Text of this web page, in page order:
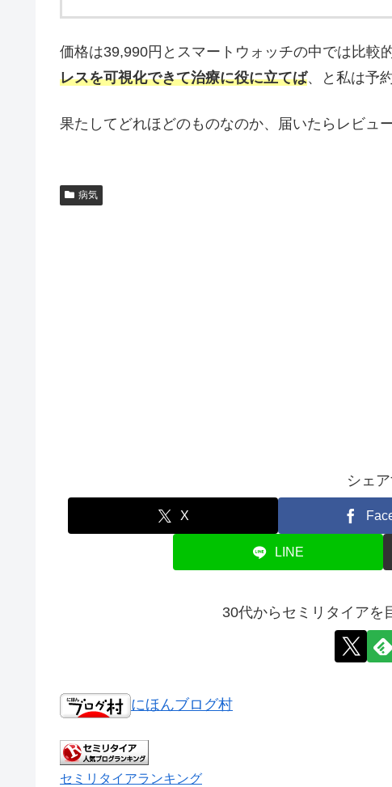
価格は39,990円とスマートウォッチの中では比較
レスを可視化できて治療に役に立てば、と私は予
果たしてどれほどのものなのか、届いたらレビュ
病気
シェ
X
LINE
30代からセミリタイアを
にほんブログ村
セミリタイアランキング